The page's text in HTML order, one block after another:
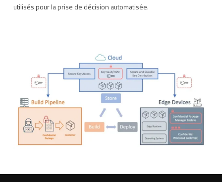
utilisés pour la prise de décision automatisée.